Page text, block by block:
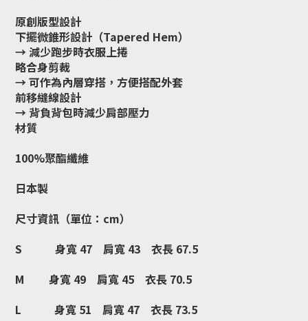
原創版型設計
下擺微錐形設計（Tapered Hem）
→ 減少跑步時衣服上捲
略合身剪裁
→ 可作為內層穿搭，方便搭配外套
前移縫線設計
→ 背負背包時減少肩部壓力
材質
100%聚酯纖維
日本製
尺寸資訊（單位：cm）
S 身寬 47 肩寬 43 衣長 67.5
M 身寬 49 肩寬 45 衣長 70.5
L 身寬 51 肩寬 47 衣長 73.5